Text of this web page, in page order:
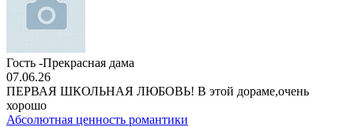
Гость -Прекрасная дама
07.06.26
ПЕРВАЯ ШКОЛЬНАЯ ЛЮБОВЬ! В этой дораме,очень
хорошо
Абсолютная ценность романтики